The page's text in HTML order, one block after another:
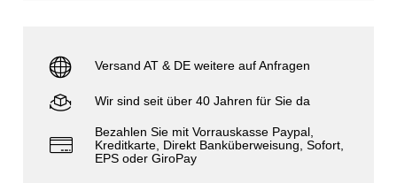
Versand AT & DE weitere auf Anfragen
Wir sind seit über 40 Jahren für Sie da
Bezahlen Sie mit Vorrauskasse Paypal,
Kreditkarte, Direkt Banküberweisung, Sofort,
EPS oder GiroPay